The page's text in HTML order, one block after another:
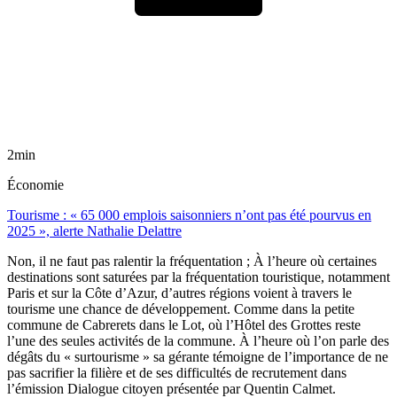
2min
Économie
Tourisme : « 65 000 emplois saisonniers n’ont pas été pourvus en
2025 », alerte Nathalie Delattre
Non, il ne faut pas ralentir la fréquentation ; À l’heure où certaines
destinations sont saturées par la fréquentation touristique, notamment
Paris et sur la Côte d’Azur, d’autres régions voient à travers le
tourisme une chance de développement. Comme dans la petite
commune de Cabrerets dans le Lot, où l’Hôtel des Grottes reste
l’une des seules activités de la commune. À l’heure où l’on parle des
dégâts du « surtourisme » sa gérante témoigne de l’importance de ne
pas sacrifier la filière et de ses difficultés de recrutement dans
l’émission Dialogue citoyen présentée par Quentin Calmet.